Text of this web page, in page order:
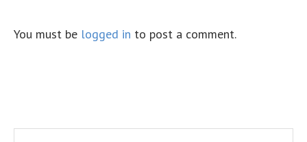
You must be logged in to post a comment.